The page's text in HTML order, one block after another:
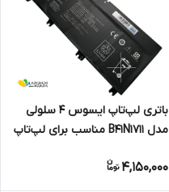
باتری لپ‌تاپ ایسوس 4 سلولی
مدل B41N1711 مناسب برای لپ‌تاپ
4,150,000